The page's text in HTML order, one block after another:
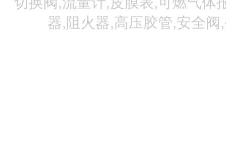
器,阻火器,高压胶管,安全